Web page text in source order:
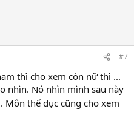
#7
thì cho xem còn nữ thì ...
nhìn. Nó nhìn mình sau này
Môn thể dục cũng cho xem